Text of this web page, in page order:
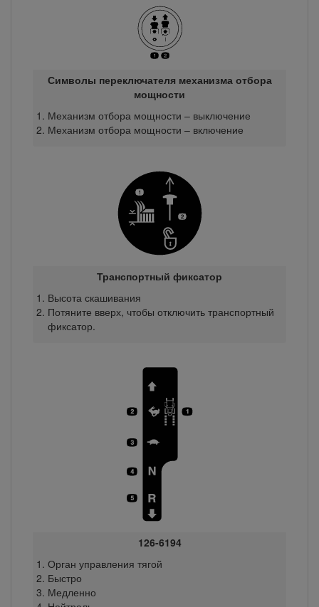
Символы переключателя механизма отбора
мощности
Механизм отбора мощности – выключение
Механизм отбора мощности – включение
Транспортный фиксатор
Высота скашивания
Потяните вверх, чтобы отключить транспортный
фиксатор.
126-6194
Орган управления тягой
Быстро
Медленно